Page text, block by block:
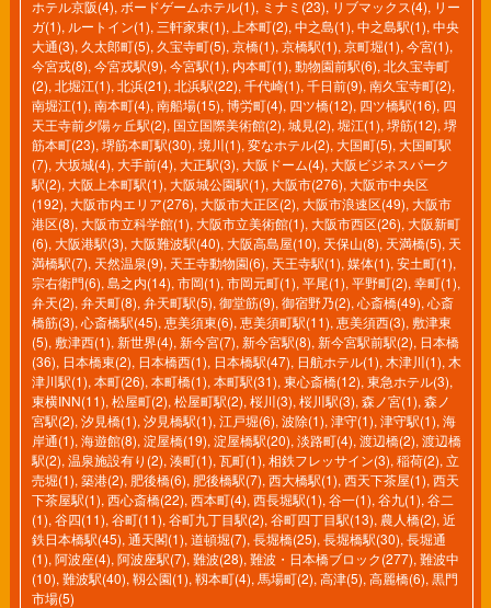
ホテル京阪(4), ボードゲームホテル(1), ミナミ(23), リブマックス(4), リー
ガ(1), ルートイン(1), 三軒家東(1), 上本町(2), 中之島(1), 中之島駅(1), 中央
大通(3), 久太郎町(5), 久宝寺町(5), 京橋(1), 京橋駅(1), 京町堀(1), 今宮(1),
今宮戎(8), 今宮戎駅(9), 今宮駅(1), 内本町(1), 動物園前駅(6), 北久宝寺町
(2), 北堀江(1), 北浜(21), 北浜駅(22), 千代崎(1), 千日前(9), 南久宝寺町(2),
南堀江(1), 南本町(4), 南船場(15), 博労町(4), 四ツ橋(12), 四ツ橋駅(16), 四
天王寺前夕陽ヶ丘駅(2), 国立国際美術館(2), 城見(2), 堀江(1), 堺筋(12), 堺
筋本町(23), 堺筋本町駅(30), 境川(1), 変なホテル(2), 大国町(5), 大国町駅
(7), 大坂城(4), 大手前(4), 大正駅(3), 大阪ドーム(4), 大阪ビジネスパーク
駅(2), 大阪上本町駅(1), 大阪城公園駅(1), 大阪市(276), 大阪市中央区
(192), 大阪市内エリア(276), 大阪市大正区(2), 大阪市浪速区(49), 大阪市
港区(8), 大阪市立科学館(1), 大阪市立美術館(1), 大阪市西区(26), 大阪新町
(6), 大阪港駅(3), 大阪難波駅(40), 大阪高島屋(10), 天保山(8), 天満橋(5), 天
満橋駅(7), 天然温泉(9), 天王寺動物園(6), 天王寺駅(1), 媒体(1), 安土町(1),
宗右衛門(6), 島之内(14), 市岡(1), 市岡元町(1), 平尾(1), 平野町(2), 幸町(1),
弁天(2), 弁天町(8), 弁天町駅(5), 御堂筋(9), 御宿野乃(2), 心斎橋(49), 心斎
橋筋(3), 心斎橋駅(45), 恵美須東(6), 恵美須町駅(11), 恵美須西(3), 敷津東
(5), 敷津西(1), 新世界(4), 新今宮(7), 新今宮駅(8), 新今宮駅前駅(2), 日本橋
(36), 日本橋東(2), 日本橋西(1), 日本橋駅(47), 日航ホテル(1), 木津川(1), 木
津川駅(1), 本町(26), 本町橋(1), 本町駅(31), 東心斎橋(12), 東急ホテル(3),
東横INN(11), 松屋町(2), 松屋町駅(2), 桜川(3), 桜川駅(3), 森ノ宮(1), 森ノ
宮駅(2), 汐見橋(1), 汐見橋駅(1), 江戸堀(6), 波除(1), 津守(1), 津守駅(1), 海
岸通(1), 海遊館(8), 淀屋橋(19), 淀屋橋駅(20), 淡路町(4), 渡辺橋(2), 渡辺橋
駅(2), 温泉施設有り(2), 湊町(1), 瓦町(1), 相鉄フレッサイン(3), 稲荷(2), 立
売堀(1), 築港(2), 肥後橋(6), 肥後橋駅(7), 西大橋駅(1), 西天下茶屋(1), 西天
下茶屋駅(1), 西心斎橋(22), 西本町(4), 西長堀駅(1), 谷一(1), 谷九(1), 谷二
(1), 谷四(11), 谷町(11), 谷町九丁目駅(2), 谷町四丁目駅(13), 農人橋(2), 近
鉄日本橋駅(45), 通天閣(1), 道頓堀(7), 長堀橋(25), 長堀橋駅(30), 長堀通
(1), 阿波座(4), 阿波座駅(7), 難波(28), 難波・日本橋ブロック(277), 難波中
(10), 難波駅(40), 靱公園(1), 靱本町(4), 馬場町(2), 高津(5), 高麗橋(6), 黒門
市場(5)